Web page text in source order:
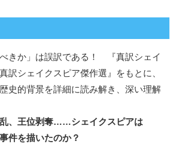
べきか」は誤訳である！ 『真訳シェイ
訳シェイクスピア傑作選』をもとに、
史的背景を詳細に読み解き、深い理解
、王位剥奪……シェイクスピアは
件を描いたのか？